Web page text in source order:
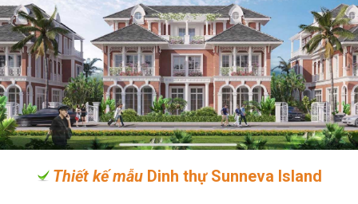
Thiết kế mẫu Dinh thự Sunneva Island